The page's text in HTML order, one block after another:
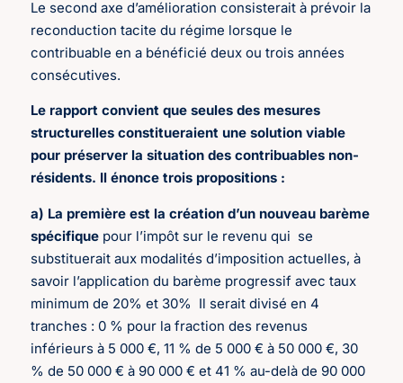
Le second axe d’amélioration consisterait à prévoir la
reconduction tacite du régime lorsque le
contribuable en a bénéficié deux ou trois années
consécutives.
Le rapport convient que seules des mesures
structurelles constitueraient une solution viable
pour préserver la situation des contribuables non-
résidents. Il énonce trois propositions :
a) La première est la création d’un nouveau barème
spécifique pour l’impôt sur le revenu qui se
substituerait aux modalités d’imposition actuelles, à
savoir l’application du barème progressif avec taux
minimum de 20% et 30% Il serait divisé en 4
tranches : 0 % pour la fraction des revenus
inférieurs à 5 000 €, 11 % de 5 000 € à 50 000 €, 30
% de 50 000 € à 90 000 € et 41 % au-delà de 90 000